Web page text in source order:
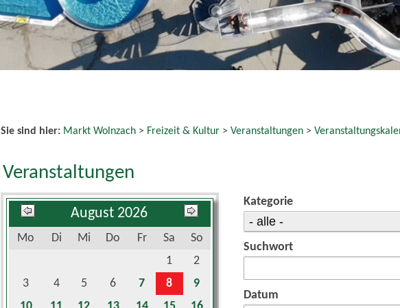
Sie sind hier: Markt Wolnzach> Freizeit & Kultur> Veranstaltungen>
Veranstaltungen
August 2026
Mo Di Mi Do Fr Sa
So
1
2
3
4 5 6 7 8
9
Kategorie
Suchwort
Datum